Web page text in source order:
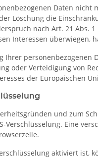
Daten nicht
Löschung die
nach Art. 21 Abs.
Interessen überwiegen,
Ihrer
oder Verteidigung von
der Europäischen
und zum
Verschlüsselung. Eine
aktiviert